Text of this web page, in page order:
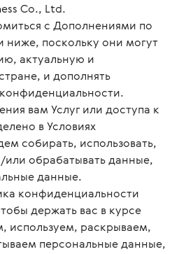
Co., Ltd.
с Дополнениями по
поскольку они могут
актуальную и
и дополнять
вам Услуг или доступа к
в Условиях
собирать, использовать,
или обрабатывать данные,
данные.
конфиденциальности
держать вас в курсе
используем, раскрываем,
персональные данные,